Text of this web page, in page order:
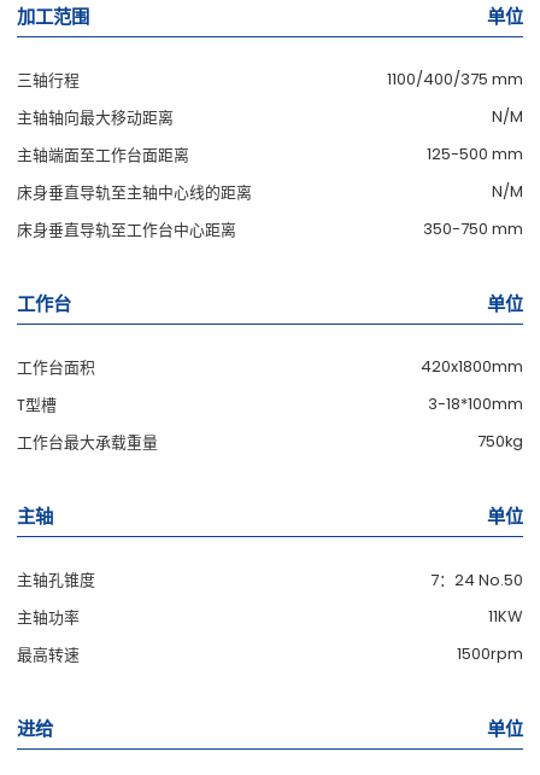
加工范围 单位
三轴行程
1100/400/375 mm
主轴轴向最大移动距离
N/M
主轴端面至工作台面距离
125-500 mm
床身垂直导轨至主轴中心线的距离
N/M
床身垂直导轨至工作台中心距离
350-750 mm
工作台 单位
工作台面积
420x1800mm
T型槽
3-18*100mm
工作台最大承载重量
750kg
主轴 单位
主轴孔锥度
7：24 No.50
主轴功率
11KW
最高转速
1500rpm
进给 单位